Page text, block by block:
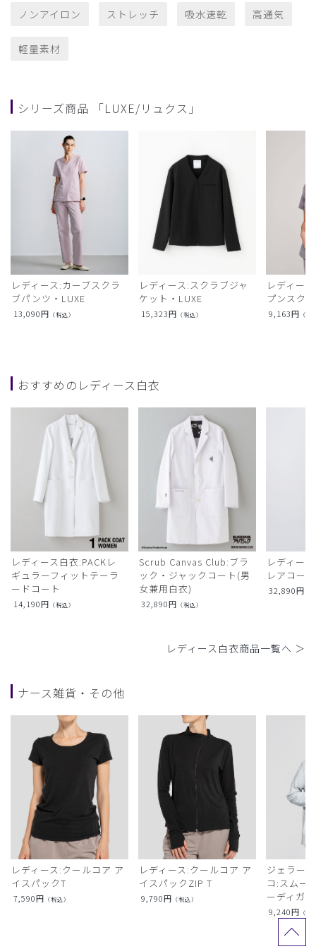
ノンアイロン ストレッチ 吸水速乾 高通気
軽量素材
シリーズ商品 「LUXE/リュクス」
レディース:カーブスクラ
ブパンツ・LUXE
13,090円 （税込）
レディース:スクラブジャ
ケット・LUXE
15,323円 （税込）
レディー
プンスク
9,163円 （税
おすすめのレディース白衣
レディース白衣:PACKレ
ギュラーフィットテーラ
ードコート
14,190円 （税込）
Scrub Canvas Club:ブラ
ック・ジャックコート(男
女兼用白衣)
32,890円 （税込）
レディー
レアコート
32,890円
レディース白衣商品一覧へ ＞
ナース雑貨・その他
レディース:クールコア ア
イスパックT
7,590円 （税込）
レディース:クールコア ア
イスパックZIP T
9,790円 （税込）
ジェラー
コ:スムー
ーディガン
9,240円 （税